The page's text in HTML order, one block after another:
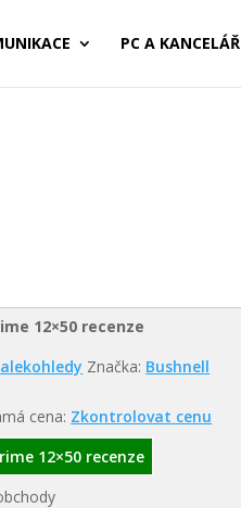
PC A KANCELÁŘ
12×50 recenze
Značka: Bushnell
cena: Zkontrolovat cenu
12×50 recenze